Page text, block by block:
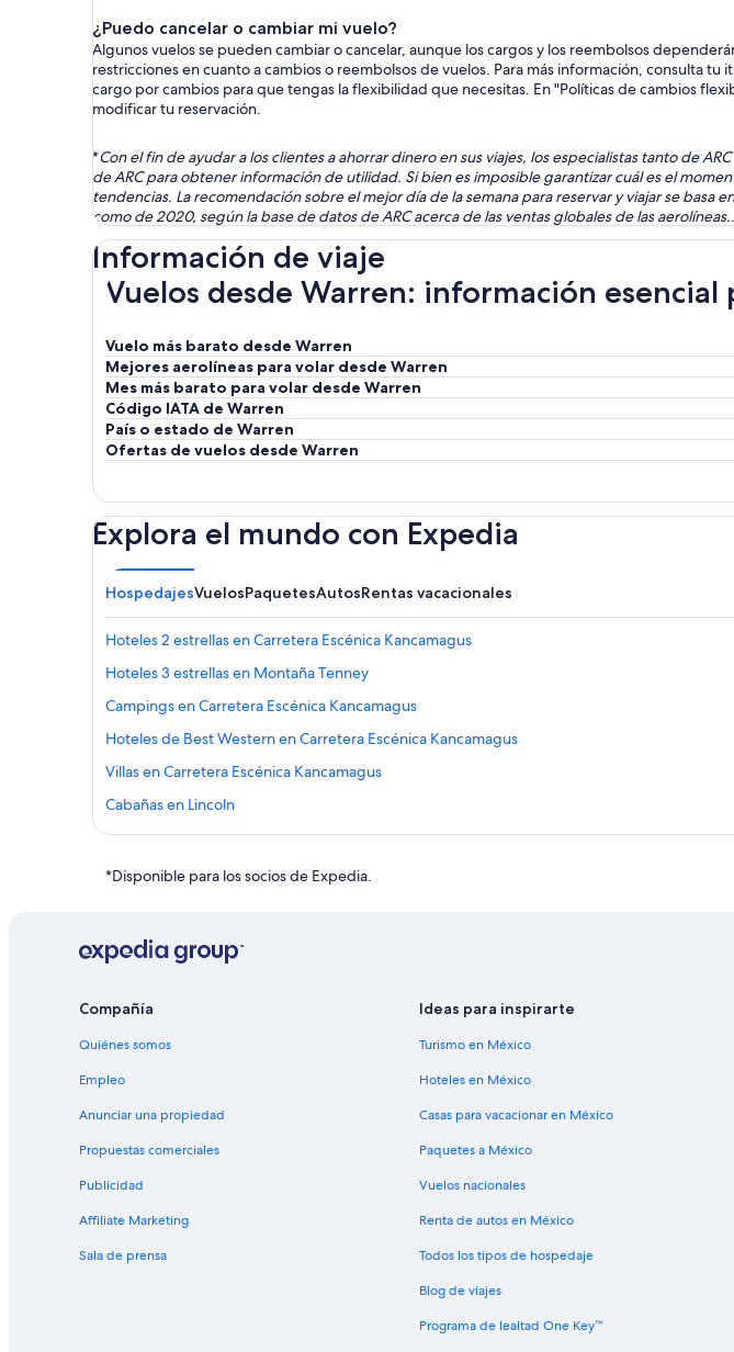
¿Puedo cancelar o cambiar mi vuelo?
Algunos vuelos se pueden cambiar o cancelar, aunque los cargos y los reembolsos
restricciones en cuanto a cambios o reembolsos de vuelos. Para más información, consulta
cargo por cambios para que tengas la flexibilidad que necesitas. En "Políticas de cambios
modificar tu reservación.
*Con el fin de ayudar a los clientes a ahorrar dinero en sus viajes, los especialistas tanto de
de ARC para obtener información de utilidad. Si bien es imposible garantizar cuál es el
tendencias. La recomendación sobre el mejor día de la semana para reservar y viajar se
como de 2020, según la base de datos de ARC acerca de las ventas globales de las aerolíneas..
Información de viaje
Vuelos desde Warren: información esencial
Vuelo más barato desde Warren
Mejores aerolíneas para volar desde Warren
Mes más barato para volar desde Warren
Código IATA de Warren
País o estado de Warren
Ofertas de vuelos desde Warren
Explora el mundo con Expedia
HospedajesVuelosPaquetesAutosRentas vacacionales
Hoteles 2 estrellas en Carretera Escénica Kancamagus
Hoteles 3 estrellas en Montaña Tenney
Campings en Carretera Escénica Kancamagus
Hoteles de Best Western en Carretera Escénica Kancamagus
Villas en Carretera Escénica Kancamagus
Cabañas en Lincoln
Hoteles con spa en Lincoln
Hoteles cerca del bosque en Lincoln
Apartamentos en Montaña Tenney
Hoteles en Rumney
Hoteles en Thornton
*Disponible para los socios de Expedia.
Compañía
Quiénes somos
Empleo
Anunciar una propiedad
Propuestas comerciales
Publicidad
Affiliate Marketing
Sala de prensa
Ideas para inspirarte
Turismo en México
Hoteles en México
Casas para vacacionar en México
Paquetes a México
Vuelos nacionales
Renta de autos en México
Todos los tipos de hospedaje
Blog de viajes
Programa de lealtad One Key™